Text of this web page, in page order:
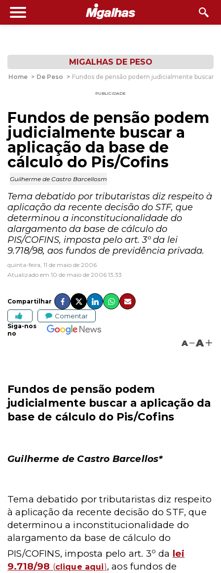
MIGALHAS DE PESO
Home > De Peso > Fundos de pensão podem judicialmente buscar
PUBLICIDADE
Fundos de pensão podem
judicialmente buscar a
aplicação da base de
cálculo do Pis/Cofins
Guilherme de Castro Barcellosm
Tema debatido por tributaristas diz respeito à
aplicação da recente decisão do STF, que
determinou a inconstitucionalidade do
alargamento da base de cálculo do
PIS/COFINS, imposta pelo art. 3º da lei
9.718/98, aos fundos de previdência privada.
quinta-feira, 11 de maio de 2006
Atualizado em 10 de maio de 2006 13:33
Compartilhar
Comentar
Siga-nos
no
A A
Fundos de pensão podem
judicialmente buscar a aplicação da
base de cálculo do Pis/Cofins
Guilherme de Castro Barcellos*
Tema debatido por tributaristas diz respeito
à aplicação da recente decisão do STF, que
determinou a inconstitucionalidade do
alargamento da base de cálculo do
PIS/COFINS, imposta pelo art. 3o da lei
9.718/98 (clique aqui), aos fundos de